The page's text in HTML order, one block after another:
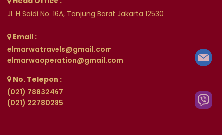
Jl. H Saidi No. 16A, Tanjung Barat Jakarta 12530
Email :
elmarwatravels@gmail.com
elmarwaoperation@gmail.com
No. Telepon :
(021) 78832467
(021) 22780285